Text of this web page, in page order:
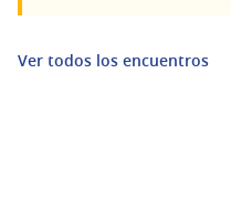
Ver todos los encuentros